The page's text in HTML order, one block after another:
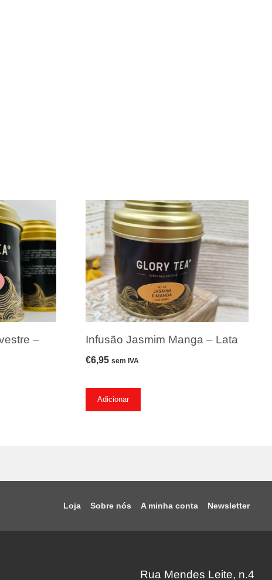
–
Infusão Jasmim Manga – Lata
€6,95 sem IVA
Adicionar
Loja Sobre nós A minha conta Newsletter
Rua Mendes Leite, n.4